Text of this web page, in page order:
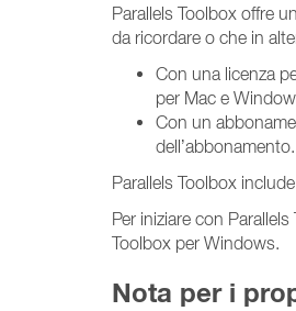
Parallels Toolbox offre
da ricordare o che in
Con una licenza
per Mac e
Con un
dell’abbonamento.
Parallels Toolbox
Per iniziare con
Toolbox per Windows.
Nota per i